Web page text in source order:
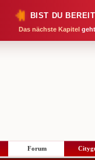
BIST DU
Das nächste Kapitel
Forum